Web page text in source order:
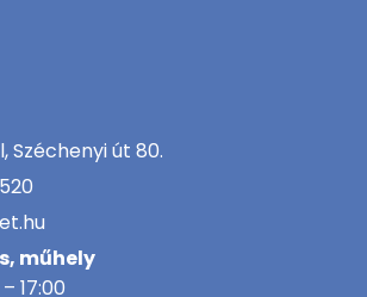
Széchenyi út 80.
műhely
17:00